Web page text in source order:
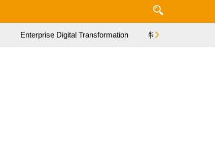
Enterprise Digital Transformation 特集